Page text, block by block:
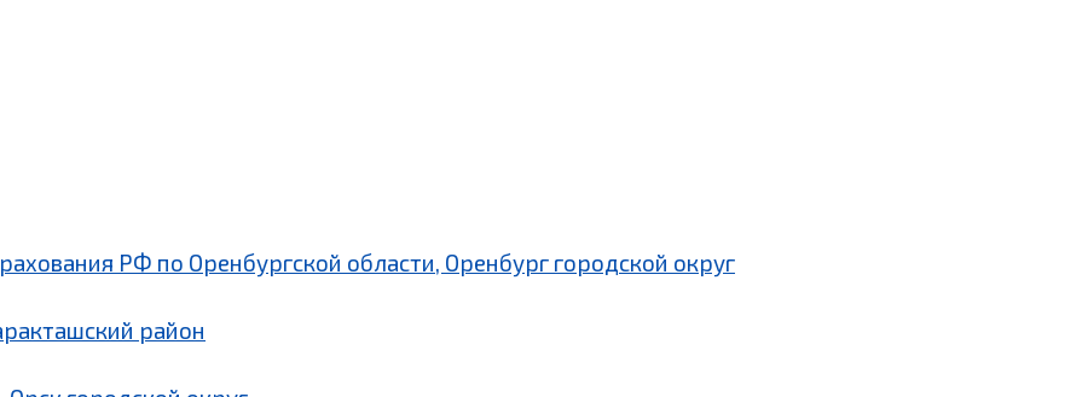
РФ по Оренбургской области, Оренбург городской округ
район